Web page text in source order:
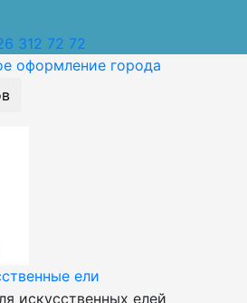
312 72 72
оформление города
ели